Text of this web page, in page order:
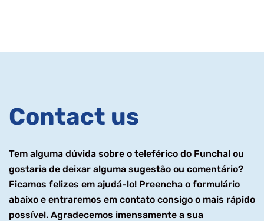
Contact us
Tem alguma dúvida sobre o teleférico do Funchal ou
gostaria de deixar alguma sugestão ou comentário?
Ficamos felizes em ajudá-lo! Preencha o formulário
abaixo e entraremos em contato consigo o mais rápido
possível. Agradecemos imensamente a sua